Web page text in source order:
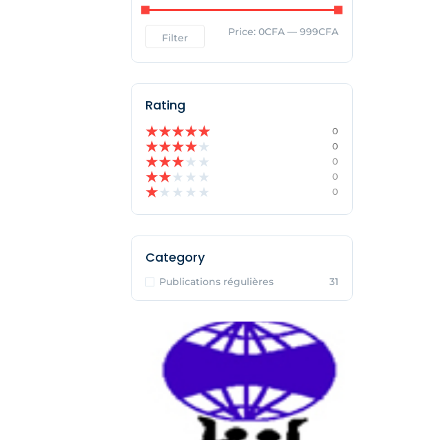
Filter Price: 0CFA — 999CFA
Rating
★★★★★ 0
★★★★★ 0
★★★★ ★ 0
★★★ ★ ★ 0
★★ ★ ★ ★ 0
Category
Publications régulières 31